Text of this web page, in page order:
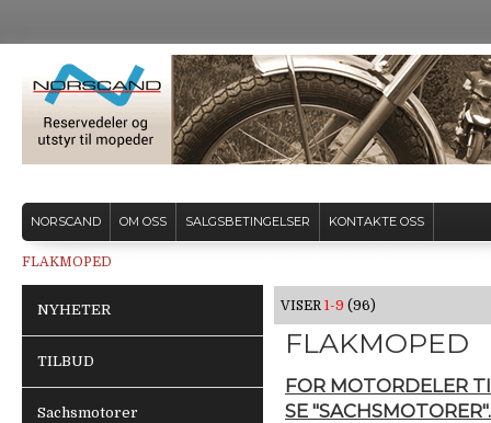
NORSCAND OM OSS SALGSBETINGELSER KONTAKTE OSS
FLAKMOPED
NYHETER
TILBUD
Sachsmotorer
VISER 1-9 (96)
FLAKMOPED
FOR MOTORDELER
SE "SACHSMOTORER".